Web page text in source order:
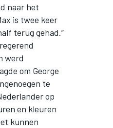
naar het
is twee keer
terug gehad.”
werd
om George
te
op
en kleuren
kunnen